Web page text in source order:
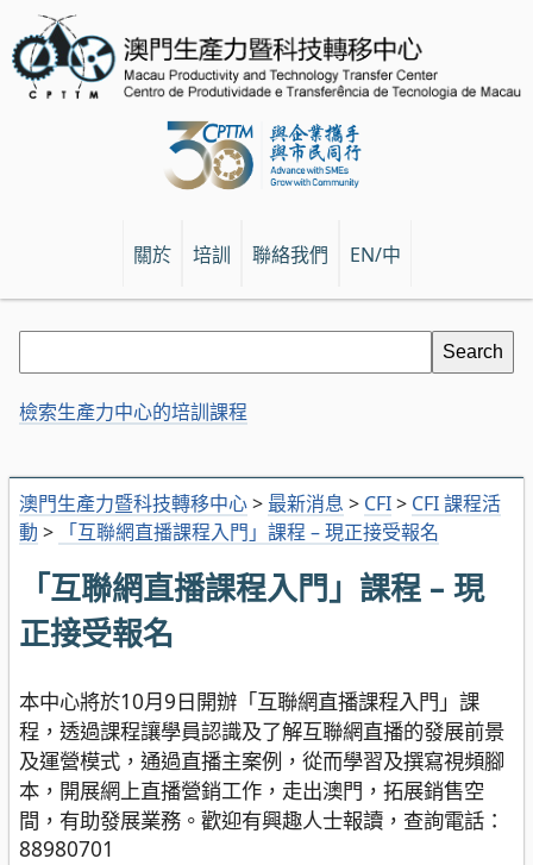
關於 培訓 聯絡我們 EN/中
澳門生產力暨科技轉移中心> 最新消息 > CFI> CFI 課程活
動 > 「互聯網直播課程入門」課程 – 現正接受報名
「互聯網直播課程入門」課程 – 現
正接受報名
本中心將於10月9日開辦「互聯網直播課程入門」課
程，透過課程讓學員認識及了解互聯網直播的發展前景
及運營模式，通過直播主案例，從而學習及撰寫視頻腳
本，開展網上直播營銷工作，走出澳門，拓展銷售空
間，有助發展業務。歡迎有興趣人士報讀，查詢電話：
88980701
檢索生產力中心的培訓課程